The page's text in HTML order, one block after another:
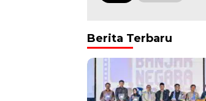
Berita Terbaru